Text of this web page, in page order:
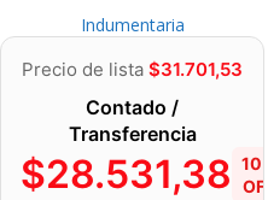
Indumentaria
Precio de lista $31.701,53
Contado /
Transferencia
$28.531,38 10%
OFF